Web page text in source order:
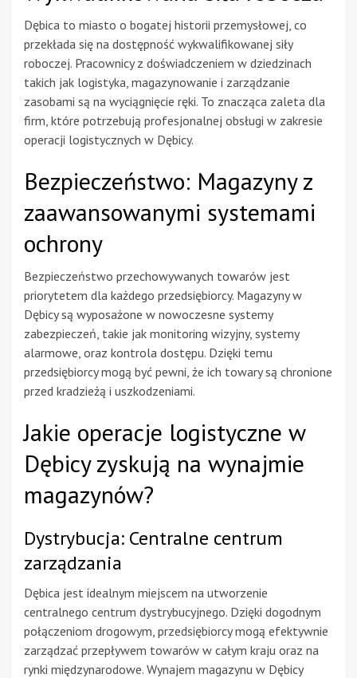
Dębica to miasto o bogatej historii przemysłowej, co
przekłada się na dostępność wykwalifikowanej siły
roboczej. Pracownicy z doświadczeniem w dziedzinach
takich jak logistyka, magazynowanie i zarządzanie
zasobami są na wyciągnięcie ręki. To znacząca zaleta dla
firm, które potrzebują profesjonalnej obsługi w zakresie
operacji logistycznych w Dębicy.
Bezpieczeństwo: Magazyny z
zaawansowanymi systemami
ochrony
Bezpieczeństwo przechowywanych towarów jest
priorytetem dla każdego przedsiębiorcy. Magazyny w
Dębicy są wyposażone w nowoczesne systemy
zabezpieczeń, takie jak monitoring wizyjny, systemy
alarmowe, oraz kontrola dostępu. Dzięki temu
przedsiębiorcy mogą być pewni, że ich towary są chronione
przed kradzieżą i uszkodzeniami.
Jakie operacje logistyczne w
Dębicy zyskują na wynajmie
magazynów?
Dystrybucja: Centralne centrum
zarządzania
Dębica jest idealnym miejscem na utworzenie
centralnego centrum dystrybucyjnego. Dzięki dogodnym
połączeniom drogowym, przedsiębiorcy mogą efektywnie
zarządzać przepływem towarów w całym kraju oraz na
rynki międzynarodowe. Wynajem magazynu w Dębicy